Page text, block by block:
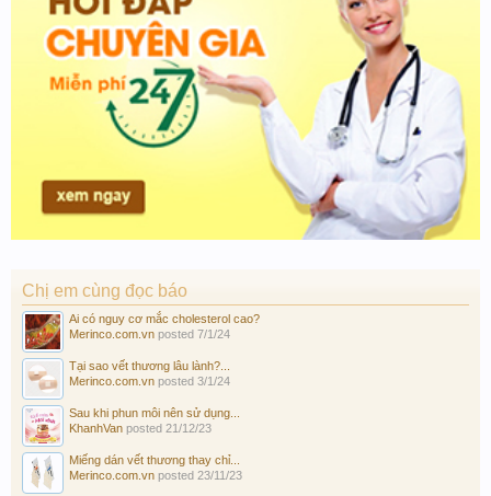
Chị em cùng đọc báo
Ai có nguy cơ mắc cholesterol cao?
Merinco.com.vn posted 7/1/24
Tại sao vết thương lâu lành?...
Merinco.com.vn posted 3/1/24
Sau khi phun môi nên sử dụng...
KhanhVan posted 21/12/23
Miếng dán vết thương thay chỉ...
Merinco.com.vn posted 23/11/23